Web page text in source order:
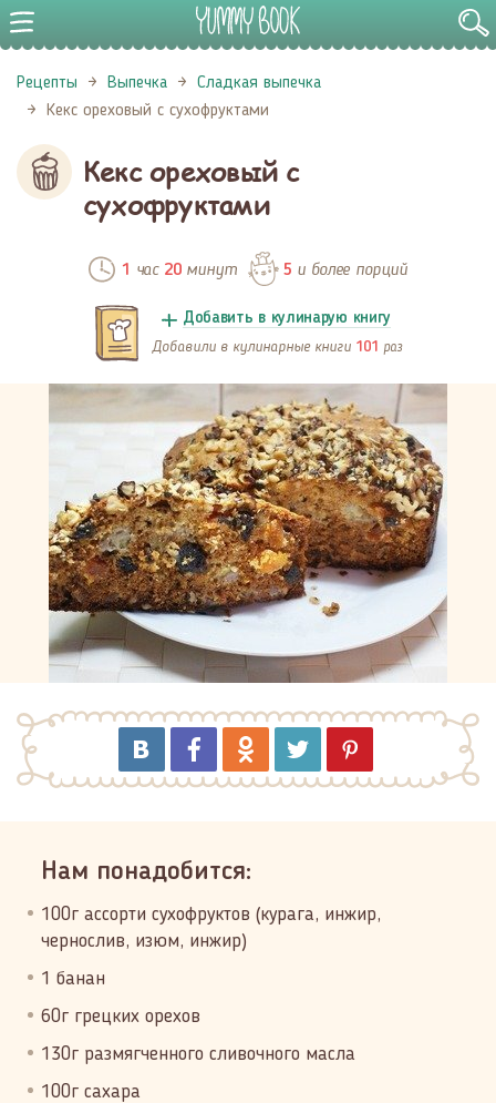
Рецепты Выпечка
Сладкая выпечка
Кекс ореховый с сухофруктами
Кекс ореховый с
сухофруктами
1 час 20минут 5 и более порций
Добавить в кулинарую книгу
Добавили в кулинарные книги 101 раз
Нам понадобится:
100г ассорти сухофруктов (курага, инжир,
чернослив, изюм, инжир)
1 банан
60г грецких орехов
130г размягченного сливочного масла
100г сахара